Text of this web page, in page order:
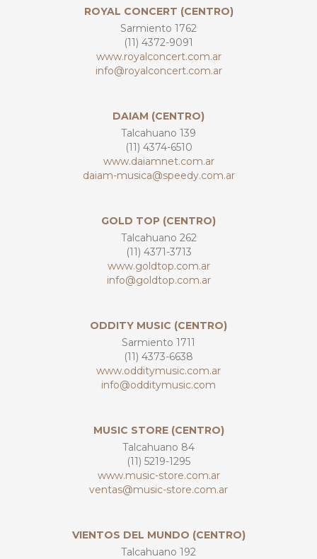
ROYAL CONCERT (CENTRO)
Sarmiento 1762
(11) 4372-9091
www.royalconcert.com.ar
info@royalconcert.com.ar
DAIAM (CENTRO)
Talcahuano 139
(11) 4374-6510
www.daiamnet.com.ar
daiam-musica@speedy.com.ar
GOLD TOP (CENTRO)
Talcahuano 262
(11) 4371-3713
www.goldtop.com.ar
info@goldtop.com.ar
ODDITY MUSIC (CENTRO)
Sarmiento 1711
(11) 4373-6638
www.odditymusic.com.ar
info@odditymusic.com
MUSIC STORE (CENTRO)
Talcahuano 84
(11) 5219-1295
www.music-store.com.ar
ventas@music-store.com.ar
VIENTOS DEL MUNDO (CENTRO)
Talcahuano 192